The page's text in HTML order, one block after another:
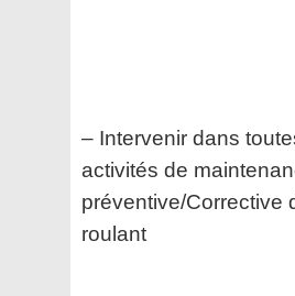
– Intervenir dans
activités de
préventive/Corrective
roulant